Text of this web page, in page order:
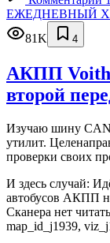
ЕЖЕДНЕВНЫЙ
81K
4
АКПП Voith
второй
Изучаю шину CAN
утилит.
проверки своих
И здесь случай:
автобусов АКПП
Сканера нет
map_id_j1939,